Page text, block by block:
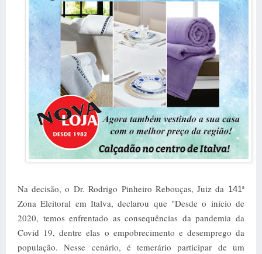
Na decisão, o Dr. Rodrigo Pinheiro Rebouças, Juiz da 141ª
Zona Eleitoral em Italva, declarou que "Desde o início de
2020, temos enfrentado as consequências da pandemia da
Covid 19, dentre elas o empobrecimento e desemprego da
população. Nesse cenário, é temerário participar de um